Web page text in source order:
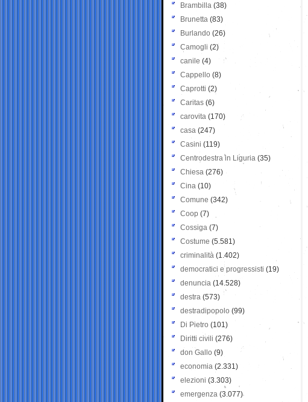
Brambilla (38)
Brunetta (83)
Burlando (26)
Camogli (2)
canile (4)
Cappello (8)
Caprotti (2)
Caritas (6)
carovita (170)
casa (247)
Casini (119)
Centrodestra in Liguria (35)
Chiesa (276)
Cina (10)
Comune (342)
Coop (7)
Cossiga (7)
Costume (5.581)
criminalità (1.402)
democratici e progressisti (19)
denuncia (14.528)
destra (573)
destradipopolo (99)
Di Pietro (101)
Diritti civili (276)
don Gallo (9)
economia (2.331)
elezioni (3.303)
emergenza (3.077)